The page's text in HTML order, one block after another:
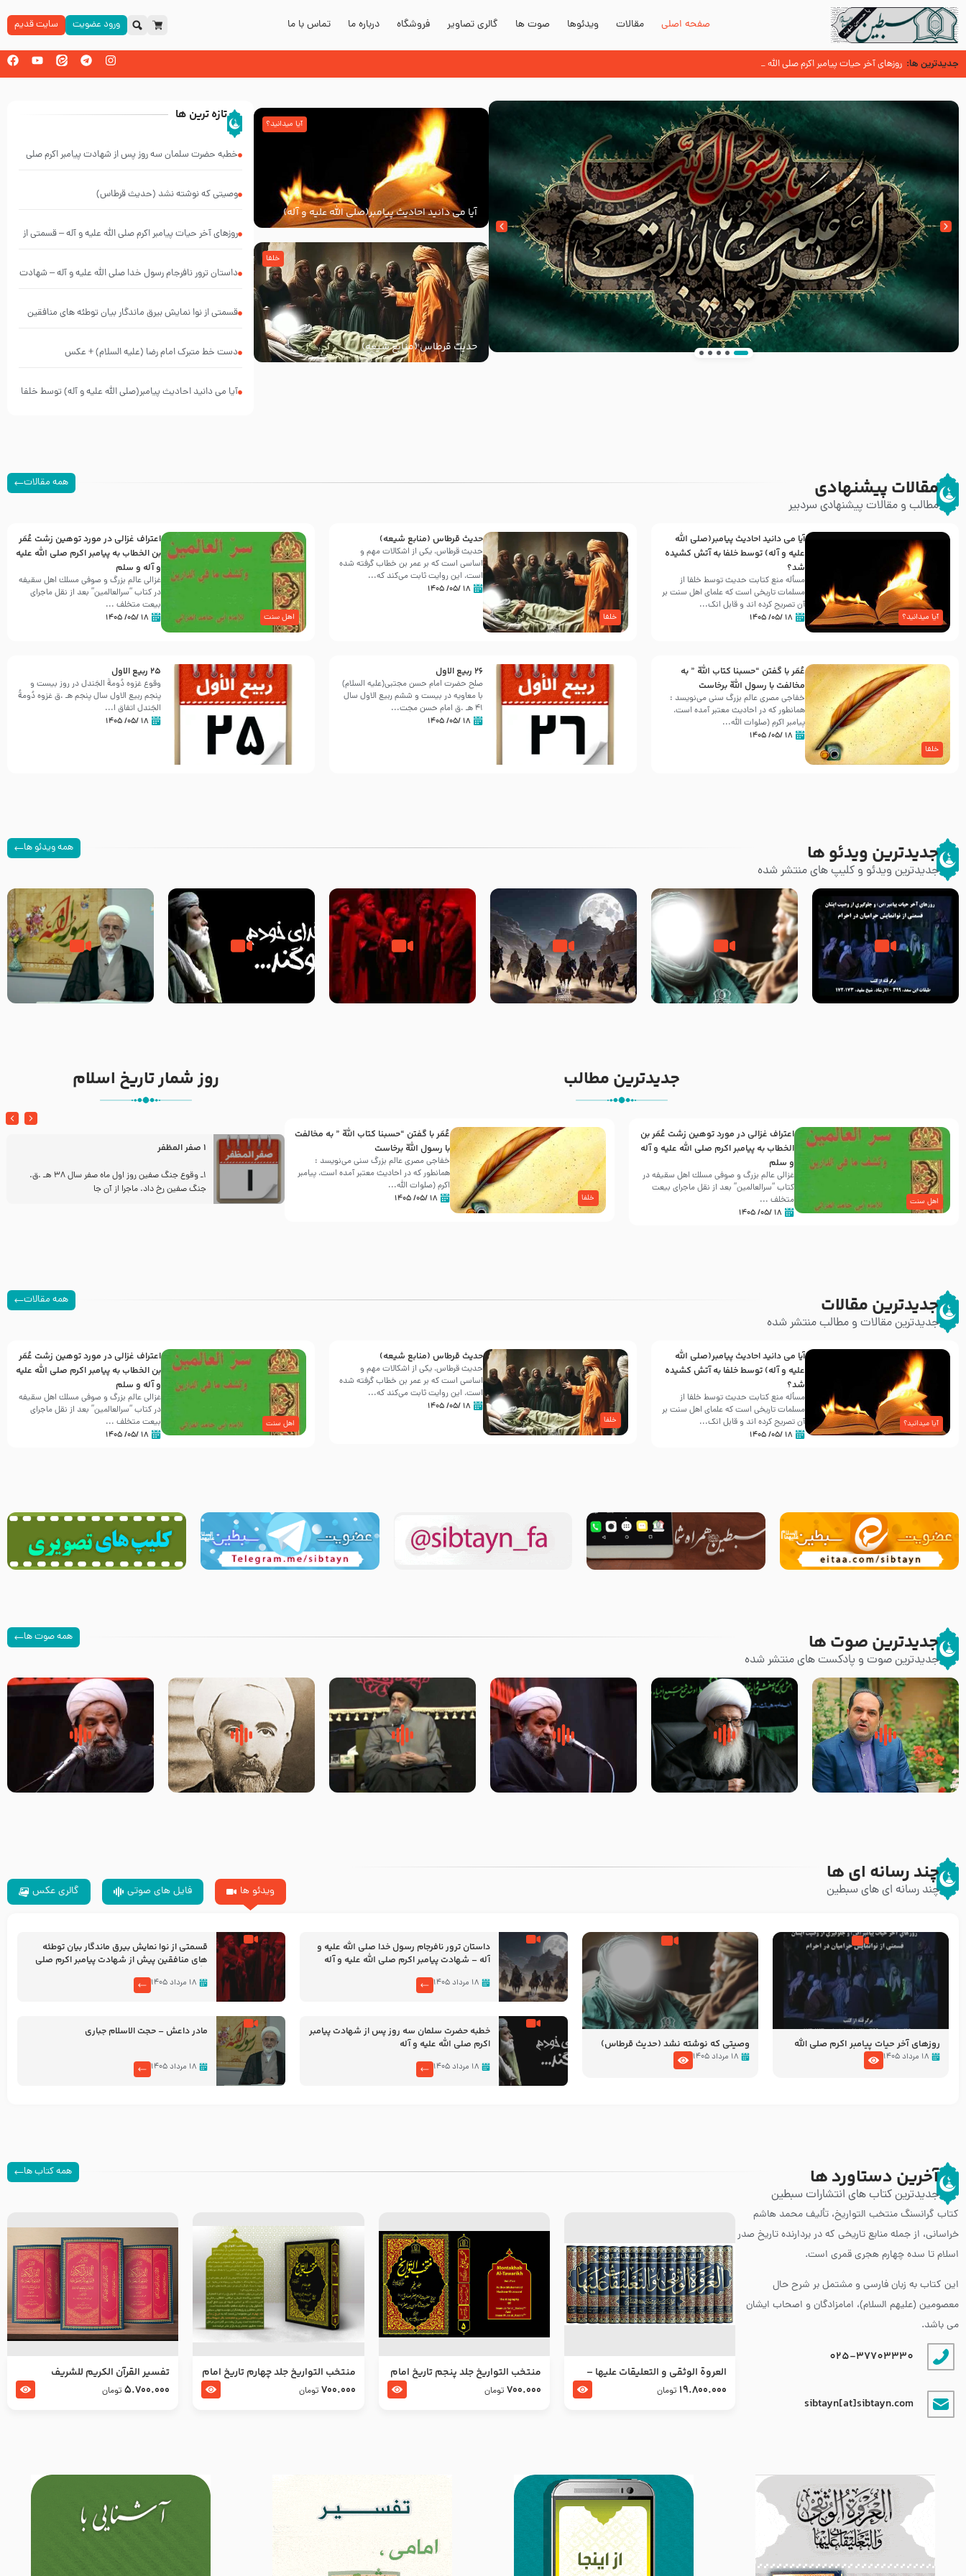
صفحه اصلی مقالات ویدئوها صوت ها گالری تصاویر فروشگاه درباره ما تماس با ما ورود عضویت سایت قدیم
جدیدترین ها: روزهای آخر حیات پیامبر اکرم صلی الله علیه و آله – قسمتی از نوانمایش حرامیان در اح
وصیتی که نوشته نشد (حدیث قرطاس)
حدیث قرطاس (منابع شیعه)
آیا می دانید احادیث پیامبر(صلی الله علیه و آله)
توسط خلفا به آتش کشیده شد؟
آیا میدانید؟
حدیث قرطاس (منابع شیعه)
خلفا
تازه ترین ها
خطبه حضرت سلمان سه روز پس از شهادت پیامبر اکرم صلی
وصیتی که نوشته نشد (حدیث قرطاس)
روزهای آخر حیات پیامبر اکرم صلی الله علیه و آله – قسمتی از
‌‌‌‌‌‌‌داستان ترور نافرجام رسول خدا صلی الله علیه و آله – شهادت
قسمتی از نوا نمایش بیرق ماندگار بیان توطئه های منافقین
دست خط متبرک امام رضا (علیه السلام) + عکس
آیا می دانید احادیث پیامبر(صلی الله علیه و آله) توسط خلفا
مقالات پیشنهادی
مطالب و مقالات پیشنهادی سردبیر
همه مقالات
آیا میدانید؟
آیا می دانید احادیث پیامبر(صلی الله
علیه و آله) توسط خلفا به آتش کشیده
شد؟
مسأله منع کتابت حدیث توسط خلفا از
مسلمات تاریخی است که علمای اهل سنت بر
آن تصریح کرده اند و قابل انک...
۱۸ /۰۵/ ۱۴۰۵ خلفا
حدیث قرطاس (منابع شیعه)
حدیث قرطاس، یکی از اشکالات مهم و
اساسی است که بر عمر بن خطاب گرفته شده
است، این روایت ثابت می‌کند که...
۱۸ /۰۵/ ۱۴۰۵
اهل سنت
اعتراف غزالی در مورد توهین زشت عُمَر
بن الخطاب به پیامبر اکرم صلی الله علیه
و آله و سلم
غزالی عالم بزرگ و صوفی مسلك اهل سقيفه
در کتاب “سرالعالمین” بعد از نقل ماجرای
بیعت متخلف ...
۱۸ /۰۵/ ۱۴۰۵
خلفا
عُمَر با گفتن “حسبنا كتاب اللّه ” به
مخالفت با رسول اللّه برخاست
خفاجی مصری عالم بزرگ سنی می‌نویسد :
همانطور که در احادیث معتبر آمده است،
پیامبر اکرم (صلوات اللّه...
۱۸ /۰۵/ ۱۴۰۵
26 ربيع الاول
صلح حضرت امام حسن مجتبی(علیه السلام)
با معاویه در بیست و ششم ربیع الاول سال
41 هـ .ق امام حسن مجت...
۱۸ /۰۵/ ۱۴۰۵
25 ربيع الاول
وقوع غزوه دُومةُ الجَندل در روز بیست و
پنجم ربیع الاول سال پنجم هـ .ق غزوه دُومةُ
الجَندل اتفاق ا...
۱۸ /۰۵/ ۱۴۰۵
جدیدترین ویدئو ها
جدیدترین ویدئو و کلیپ های منتشر شده
همه ویدئو ها
روزهای آخر حیات پیامبر اکرم صلی
الله علیه و آله – قسمتی از
وصیتی که نوشته نشد (حدیث
قرطاس)
‌‌‌‌‌‌‌داستان ترور نافرجام رسول خدا
صلی الله علیه و آله – شهادت
قسمتی از نوا نمایش بیرق ماندگار
بیان توطئه های منافقین پیش از
خطبه حضرت سلمان سه روز پس از
شهادت پیامبر اکرم صلی الله علیه
مادر داعش – حجت الاسلام جباری
جدیدترین مطالب
اهل سنت
اعتراف غزالی در مورد توهین زشت عُمَر بن
الخطاب به پیامبر اکرم صلی الله علیه و آله
و سلم
غزالی عالم بزرگ و صوفی مسلك اهل سقيفه در
کتاب “سرالعالمین” بعد از نقل ماجرای بیعت
متخلف ...
۱۸ /۰۵/ ۱۴۰۵
خلفا
عُمَر با گفتن “حسبنا كتاب اللّه ” به مخالفت
با رسول اللّه برخاست
خفاجی مصری عالم بزرگ سنی می‌نویسد :
همانطور که در احادیث معتبر آمده است، پیامبر
اکرم (صلوات اللّه...
۱۸ /۰۵/ ۱۴۰۵
روز شمار تاریخ اسلام
30 صفر المظفر
شهادت حضرت علی بن موسی الرضا (علیه السلام) در روز
آخـر صفر سـال 203 هـ .ق. هشـتمین اختر تابناک امامت
1 صفر المظفر
1ـ وقوع جنگ صفین روز اول ماه صفر سال 38 هـ .ق.
جنگ صفین رخ داد. ماجرا از آن جا
جدیدترین مقالات
جدیدترین مقالات و مطالب منتشر شده
همه مقالات
آیا میدانید؟
آیا می دانید احادیث پیامبر(صلی الله
علیه و آله) توسط خلفا به آتش کشیده
شد؟
مسأله منع کتابت حدیث توسط خلفا از
مسلمات تاریخی است که علمای اهل سنت بر
آن تصریح کرده اند و قابل انک...
۱۸ /۰۵/ ۱۴۰۵
خلفا
حدیث قرطاس (منابع شیعه)
حدیث قرطاس، یکی از اشکالات مهم و
اساسی است که بر عمر بن خطاب گرفته شده
است، این روایت ثابت می‌کند که...
۱۸ /۰۵/ ۱۴۰۵
اهل سنت
اعتراف غزالی در مورد توهین زشت عُمَر
بن الخطاب به پیامبر اکرم صلی الله علیه
و آله و سلم
غزالی عالم بزرگ و صوفی مسلك اهل سقيفه
در کتاب “سرالعالمین” بعد از نقل ماجرای
بیعت متخلف ...
۱۸ /۰۵/ ۱۴۰۵
جدیدترین صوت ها
جدیدترین صوت و پادکست های منتشر شده
همه صوت ها
پیامبر صلی الله علیه وآله و سلم
فرمودند وای بر بچه های آخر
زوّار اربعین امام حسین (علیه
السلام) با این اشتیاق به زیارت
روضه جانسوز پاره های جگر امام
حسن مجتبی علیه السلام-حجت
لقب حضرت رقیه سلام الله علیها
به چه معناست – حجت الاسلام
روضه‌ی مجلس یزید ملعون و
اسارت اهل‌بیت علیهم‌السلام –
سلام جوانی که امام حسین علیه
السلام خودش جوابش را دادند
چند رسانه ای ها
چند رسانه ای های سبطین ویدئو ها فایل های صوتی گالری عکس
روزهای آخر حیات پیامبر اکرم صلی الله
علیه و آله – قسمتی از نوانمایش حرامیان
۱۸ مرداد ۱۴۰۵
وصیتی که نوشته نشد (حدیث قرطاس)
۱۸ مرداد ۱۴۰۵
‌‌‌‌‌‌‌داستان ترور نافرجام رسول خدا صلی الله علیه و
آله – شهادت پیامبر اکرم صلی الله علیه و آله
۱۸ مرداد ۱۴۰۵
قسمتی از نوا نمایش بیرق ماندگار بیان توطئه
های منافقین پیش از شهادت پیامبر اکرم صلی
۱۸ مرداد ۱۴۰۵
خطبه حضرت سلمان سه روز پس از شهادت پیامبر
اکرم صلی الله علیه و آله
۱۸ مرداد ۱۴۰۵
مادر داعش – حجت الاسلام جباری
۱۸ مرداد ۱۴۰۵
آخرین دستاورد ها
جدیدترین کتاب های انتشارات سبطین
همه کتاب ها
کتاب گرانسنگ منتخب التواريخ، تألیف محمد هاشم
خراسانی، از جمله منابع تاریخی که در بردارنده تاریخ صدر
اسلام تا سده چهارم هجری قمری است.
این کتاب به زبان فارسی و مشتمل بر شرح حال
معصومین (علیهم السلام)، امامزادگان و اصحاب ایشان
می باشد.
025-37703330
sibtayn[at]sibtayn.com
العروة الوثقى و التعليقات عليها –
طرح جدید
19.800.000 تومان
منتخب التواریخ جلد پنجم تاریخ امام
جعفر صادق و امام موسی بن جعفر
700.000 تومان
منتخب التواریخ جلد چهارم تاریخ امام
زین العابدین و امام محمد باقر
700.000 تومان
تفسير القرآن الكريم للشريف
المرتضي قدس سرّه
5.700.000 تومان